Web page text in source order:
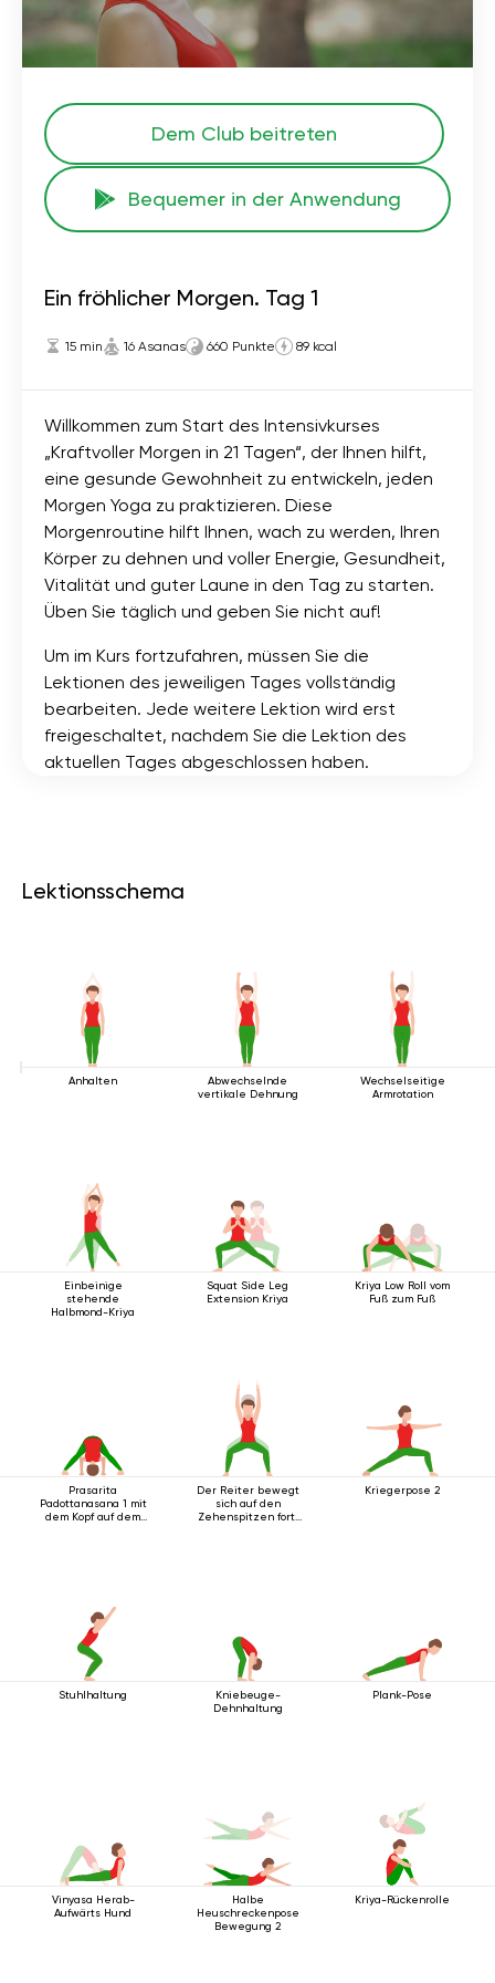
Dem Club beitreten
Bequemer in der Anwendung
Ein fröhlicher Morgen. Tag 1
15 min 16 Asanas 660 Punkte 89 kcal
Willkommen zum Start des Intensivkurses
„Kraftvoller Morgen in 21 Tagen“, der Ihnen hilft,
eine gesunde Gewohnheit zu entwickeln, jeden
Morgen Yoga zu praktizieren. Diese
Morgenroutine hilft Ihnen, wach zu werden, Ihren
Körper zu dehnen und voller Energie, Gesundheit,
Vitalität und guter Laune in den Tag zu starten.
Üben Sie täglich und geben Sie nicht auf!
Um im Kurs fortzufahren, müssen Sie die
Lektionen des jeweiligen Tages vollständig
bearbeiten. Jede weitere Lektion wird erst
freigeschaltet, nachdem Sie die Lektion des
aktuellen Tages abgeschlossen haben.
Lektionsschema
Anhalten
Abwechselnde
vertikale Dehnung
Wechselseitige
Armrotation
Einbeinige
stehende
Halbmond-Kriya
Squat Side Leg
Extension Kriya
Kriya Low Roll vom
Fuß zum Fuß
Prasarita
Padottanasana 1 mit
dem Kopf auf dem
Der Reiter bewegt
sich auf den
Zehenspitzen fort,
Kriegerpose 2
Stuhlhaltung
Kniebeuge-
Dehnhaltung
Plank-Pose
Vinyasa Herab-
Aufwärts Hund
Halbe
Heuschreckenpose
Bewegung 2
Kriya-Rückenrolle